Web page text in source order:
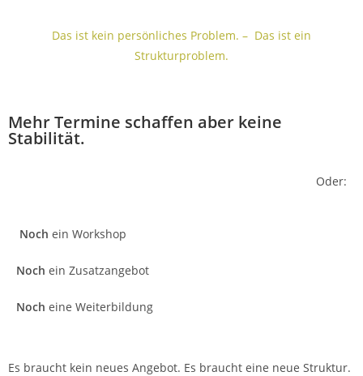
Das ist kein persönliches Problem. – Das ist ein
Strukturproblem.
Mehr Termine schaffen aber keine
Stabilität.
Oder:
Noch ein Workshop
Noch ein Zusatzangebot
Noch eine Weiterbildung
Es braucht kein neues Angebot. Es braucht eine neue Struktur.